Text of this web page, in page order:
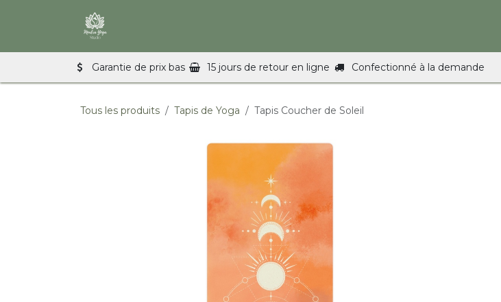
Garantie de prix bas 15 jours de retour en ligne Confectionné à la demande
Tous les produits Tapis de Yoga Tapis Coucher de Soleil